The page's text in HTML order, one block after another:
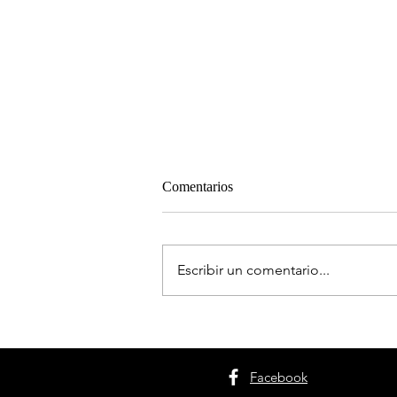
Comentarios
Escribir un comentario...
Facebook